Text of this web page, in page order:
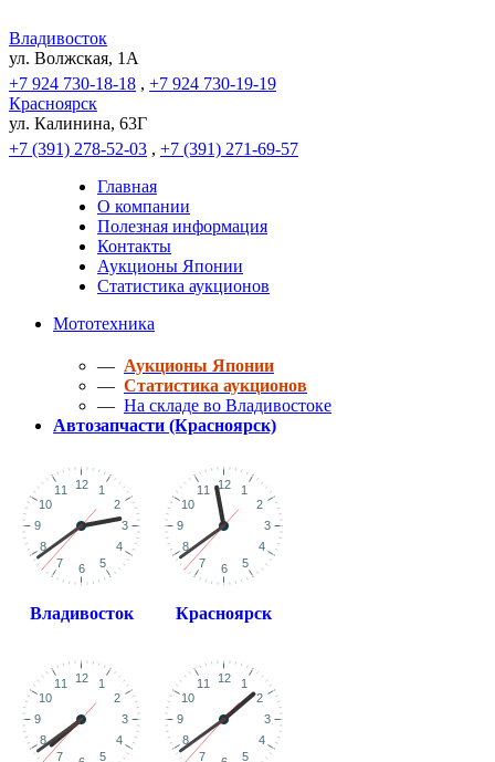
Владивосток
ул. Волжская, 1A
+7 924 730-18-18 , +7 924 730-19-19
Красноярск
ул. Калинина, 63Г
+7 (391) 278-52-03 , +7 (391) 271-69-57
Главная
О компании
Полезная информация
Контакты
Аукционы Японии
Статистика аукционов
Мототехника
— Аукционы Японии
— Статистика аукционов
— На складе во Владивостоке
Автозапчасти (Красноярск)
Владивосток Красноярск